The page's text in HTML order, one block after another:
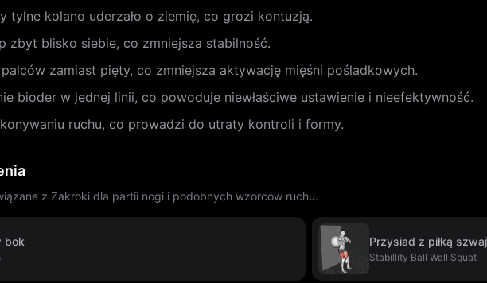
tylne kolano uderzało o ziemię, co grozi kontuzją.
zbyt blisko siebie, co zmniejsza stabilność.
zamiast pięty, co zmniejsza aktywację mięśni pośladkowych.
bioder w jednej linii, co powoduje niewłaściwe ustawienie i nieefektywność.
ruchu, co prowadzi do utraty kontroli i formy.
z Zakroki dla partii nogi i podobnych wzorców ruchu.
bok Przysiad z piłką
Stabillity Ball Wall Squat